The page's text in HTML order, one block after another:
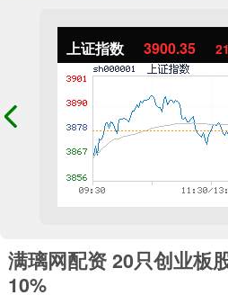
上证指数 3900.35
满璃网配资 20只创业板
10%